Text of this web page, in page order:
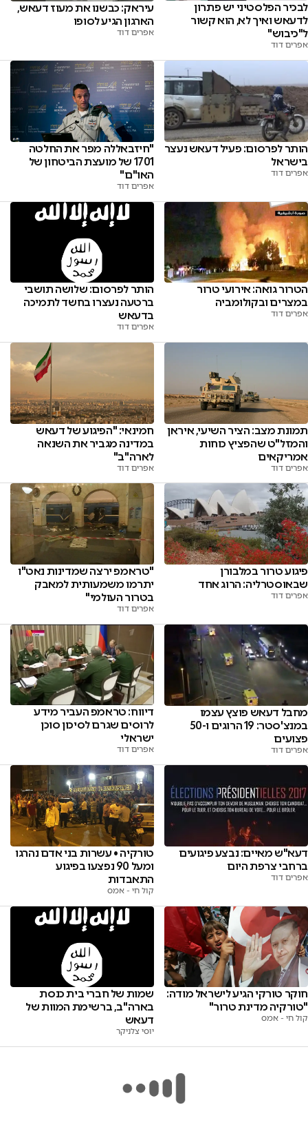
לבכיר הפלסטיני יש פתרון
לדעאש ואיך לא, הוא קשור
ל"כיבוש"
אפרים דוד
עיראק: כבשנו את מעוז דעאש,
הארגון הגיע לסופו
אפרים דוד
הותר לפרסום: פעיל דעאש נעצר
בישראל
אפרים דוד
"חיזבאללה מפר את החלטה
1701 של מועצת הביטחון של
האו"ם"
אפרים דוד
הטרור גואה: אירועי טרור
במצרים ובקולומביה
אפרים דוד
הותר לפרסום: שלושה תושבי
ברטעה נעצרו בחשד לתמיכה
בדעאש
אפרים דוד
תמונת מצב: הציר השיעי, איראן
והמזל"ט שהפציץ כוחות
אמריקאים
אפרים דוד
חמינאי: "הפיגוע של דעאש
במדינה מגביר את השנאה
לארה"ב"
אפרים דוד
פיגוע טרור במלבורן
שבאוסטרליה: הרוג אחד
אפרים דוד
"טראמפ ירצה שמדינות נאט"ו
יתרמו משמעותית למאבק
בטרור העולמי"
אפרים דוד
מחבל דעאש פוצץ עצמו
במנצ'סטר: 19 הרוגים ו-50
פצועים
אפרים דוד
דיווח: טראמפ העביר מידע
לרוסים שגרם לסיכון סוכן
ישראלי
אפרים דוד
דעא"ש מאיים: נבצע פיגועים
ברחבי צרפת היום
אפרים דוד
טורקיה • עשרות בני אדם נהרגו
ומעל 90 נפצעו בפיגוע
התאבדות
קול חי - אמס
חוקר טורקי הגיע לישראל מודה:
"טורקיה מדינת טרור"
קול חי - אמס
שמות של חברי בית כנסת
בארה"ב, ברשימת המוות של
דעאש
יוסי צלניקר